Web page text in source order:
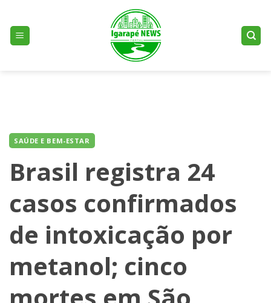
content
SAÚDE E BEM-ESTAR
Brasil registra 24
casos confirmados
de intoxicação por
metanol; cinco